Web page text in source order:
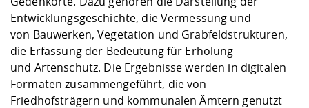
Entwicklungsgeschichte, die Vermessung und
von Bauwerken, Vegetation und Grabfeldstrukturen,
die Erfassung der Bedeutung für Erholung
und Artenschutz. Die Ergebnisse werden in digitalen
Formaten zusammengeführt, die von
Friedhofsträgern und kommunalen Ämtern genutzt